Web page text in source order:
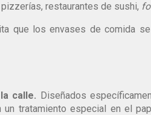
restaurantes de sushi,
que los envases de comida
calle. Diseñados
un tratamiento especial en el